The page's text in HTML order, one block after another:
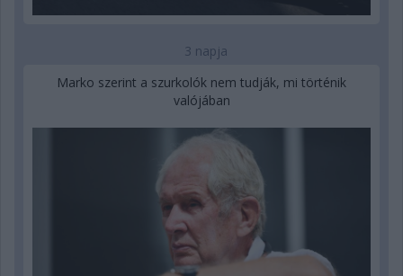
3 napja
Marko szerint a szurkolók nem tudják, mi történik
valójában